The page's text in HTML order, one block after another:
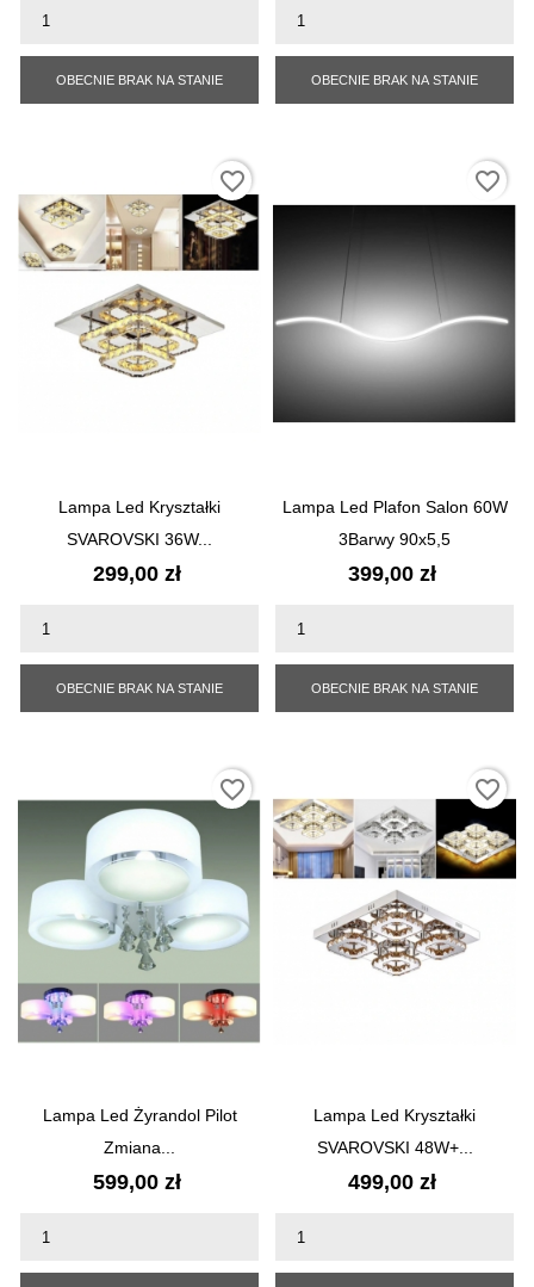
OBECNIE BRAK NA STANIE OBECNIE BRAK NA STANIE
Lampa Led Kryształki
SVAROVSKI 36W...
Cena
299,00 zł
OBECNIE BRAK NA STANIE
favorite_border
Lampa Led Plafon Salon 60W
3Barwy 90x5,5
Cena
399,00 zł
OBECNIE BRAK NA STANIE
favorite_border
Lampa Led Żyrandol Pilot
Zmiana...
Cena
599,00 zł
favorite_border
Lampa Led Kryształki
SVAROVSKI 48W+...
Cena
499,00 zł
favorite_border